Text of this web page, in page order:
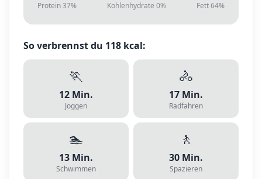
Protein37% Kohlenhydrate 0% Fett64%
So verbrennst du 118 kcal:
🏃
12 Min.
Joggen
🚴
17 Min.
Radfahren
🏊
13 Min.
Schwimmen
🚶
30 Min.
Spazieren